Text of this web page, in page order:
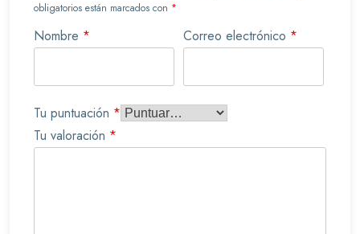
obligatorios están marcados con *
Nombre * Correo electrónico *
Tu puntuación *
Tu valoración *